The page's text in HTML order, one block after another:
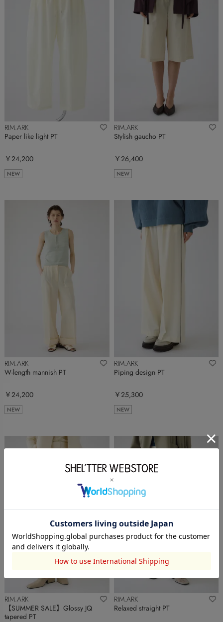
RIM.ARK
Paper like light PT
￥24,200
NEW
RIM.ARK
Stylish gaucho PT
￥26,400
NEW
RIM.ARK
W-length mannish PT
￥24,200
NEW
RIM.ARK
Piping design PT
￥25,300
NEW
RIM.ARK
【SUMMER SALE】Glossy JQ
tapered PT
RIM.ARK
Relaxed straight PT